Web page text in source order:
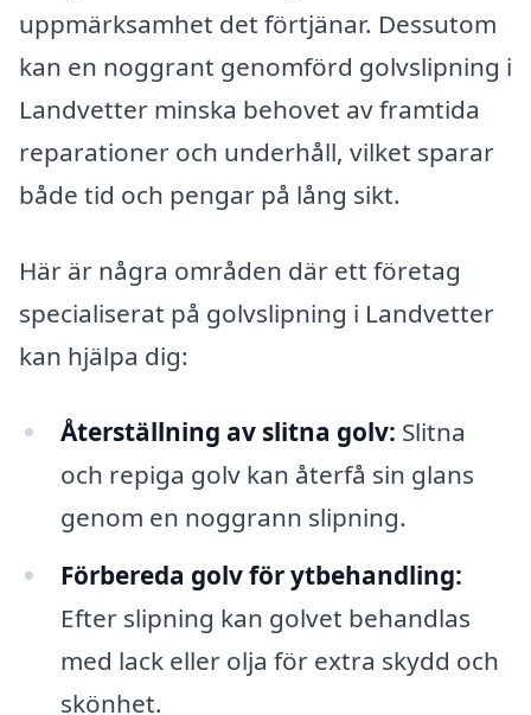
uppmärksamhet det förtjänar. Dessutom
kan en noggrant genomförd golvslipning i
Landvetter minska behovet av framtida
reparationer och underhåll, vilket sparar
både tid och pengar på lång sikt.
Här är några områden där ett företag
specialiserat på golvslipning i Landvetter
kan hjälpa dig:
Återställning av slitna golv: Slitna
och repiga golv kan återfå sin glans
genom en noggrann slipning.
Förbereda golv för ytbehandling:
Efter slipning kan golvet behandlas
med lack eller olja för extra skydd och
skönhet.